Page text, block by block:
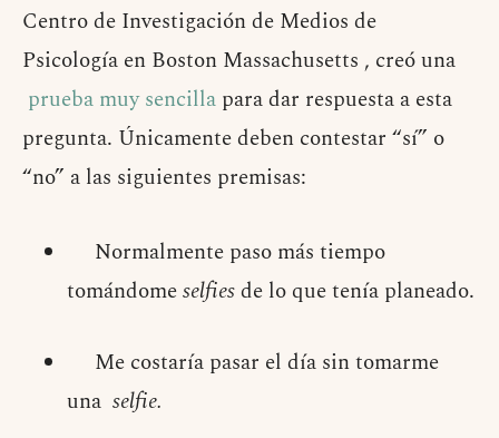
Centro de Investigación de Medios de
Psicología en Boston Massachusetts , creó una
prueba muy sencilla para dar respuesta a esta
pregunta. Únicamente deben contestar “sí” o
“no” a las siguientes premisas:
Normalmente paso más tiempo
tomándomeselfiesde lo que tenía planeado.
Me costaría pasar el día sin tomarme
una selfie.